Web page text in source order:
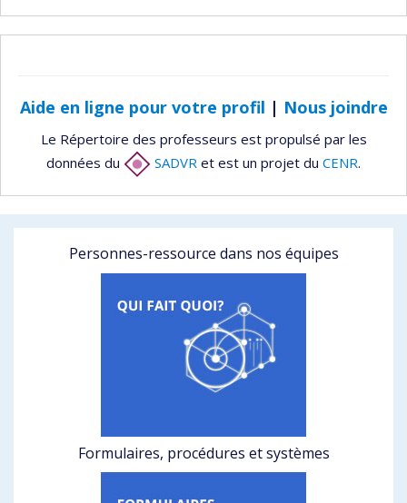
Aide en ligne pour votre profil | Nous joindre
Le Répertoire des professeurs est propulsé par les
données du
SADVR et est un projet du CENR.
Personnes-ressource dans nos équipes
Formulaires, procédures et systèmes